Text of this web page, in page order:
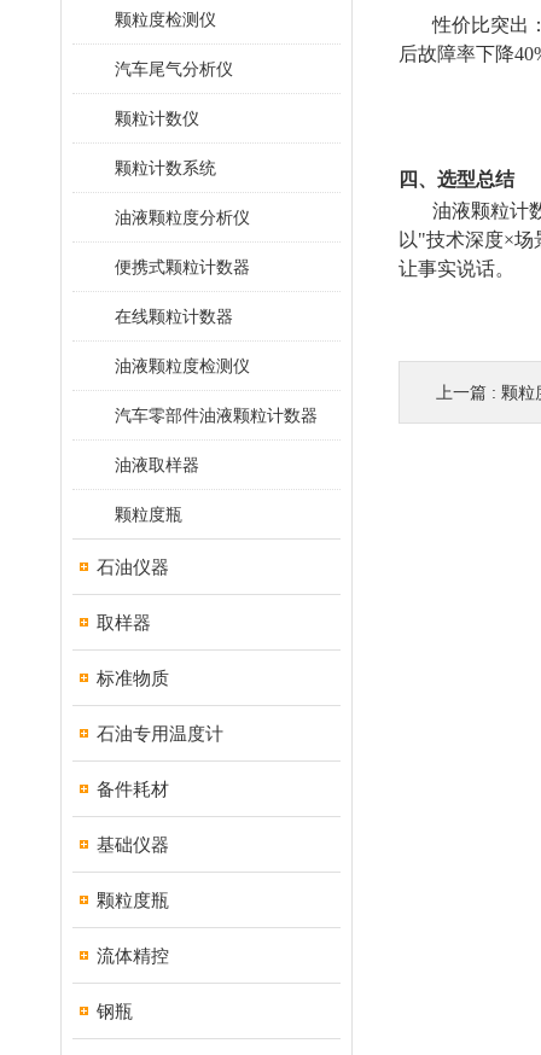
颗粒度检测仪
汽车尾气分析仪
颗粒计数仪
颗粒计数系统
油液颗粒度分析仪
便携式颗粒计数器
在线颗粒计数器
油液颗粒度检测仪
汽车零部件油液颗粒计数器
油液取样器
颗粒度瓶
石油仪器
取样器
标准物质
石油专用温度计
备件耗材
基础仪器
颗粒度瓶
流体精控
钢瓶
性价比突出
后故障率下降
四、选型总结
油液颗粒计
以"技术深度×
让事实说话。
上一篇 : 颗粒